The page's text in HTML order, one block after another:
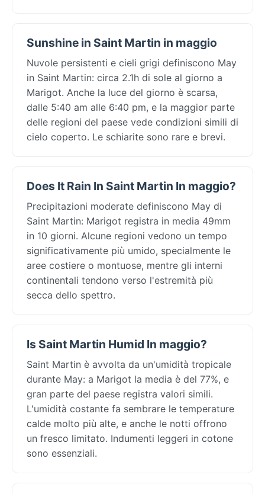
Sunshine in Saint Martin in maggio
Nuvole persistenti e cieli grigi definiscono May
in Saint Martin: circa 2.1h di sole al giorno a
Marigot. Anche la luce del giorno è scarsa,
dalle 5:40 am alle 6:40 pm, e la maggior parte
delle regioni del paese vede condizioni simili di
cielo coperto. Le schiarite sono rare e brevi.
Does It Rain In Saint Martin In maggio?
Precipitazioni moderate definiscono May di
Saint Martin: Marigot registra in media 49mm
in 10 giorni. Alcune regioni vedono un tempo
significativamente più umido, specialmente le
aree costiere o montuose, mentre gli interni
continentali tendono verso l'estremità più
secca dello spettro.
Is Saint Martin Humid In maggio?
Saint Martin è avvolta da un'umidità tropicale
durante May: a Marigot la media è del 77%, e
gran parte del paese registra valori simili.
L'umidità costante fa sembrare le temperature
calde molto più alte, e anche le notti offrono
un fresco limitato. Indumenti leggeri in cotone
sono essenziali.